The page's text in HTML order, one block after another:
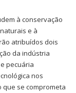
à conservação
e à
atribuídos dois
da indústria
pecuária
nos
que se comprometa